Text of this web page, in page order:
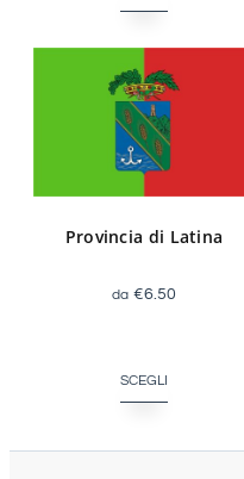
Provincia di Latina
€6.50
SCEGLI